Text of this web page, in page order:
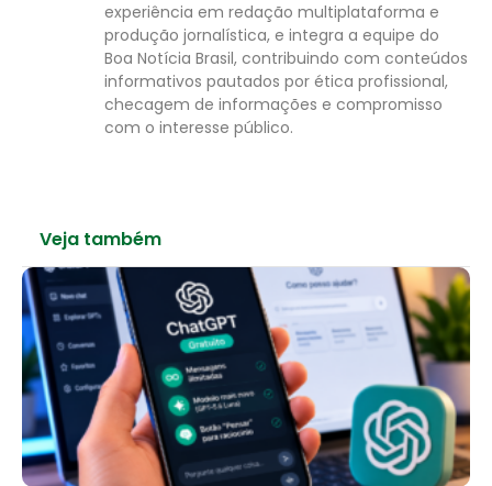
experiência em redação multiplataforma e
produção jornalística, e integra a equipe do
Boa Notícia Brasil, contribuindo com conteúdos
informativos pautados por ética profissional,
checagem de informações e compromisso
com o interesse público.
Veja também